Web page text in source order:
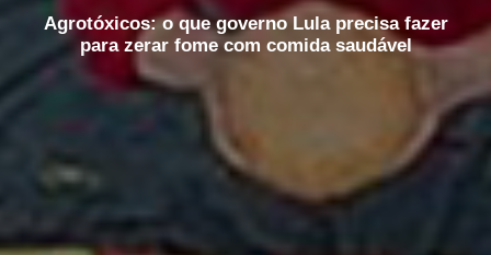
Agrotóxicos: o que governo Lula precisa fazer
para zerar fome com comida saudável